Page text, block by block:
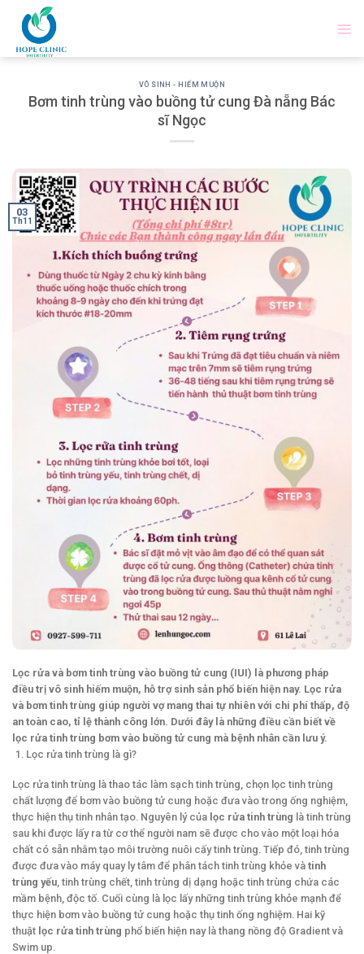
content
VÔ SINH - HIẾM MUỘN
Bơm tinh trùng vào buồng tử cung Đà nẵng Bác
sĩ Ngọc
03
Th11
Lọc rửa và bơm tinh trùng vào buồng tử cung (IUI) là phương pháp
điều trị vô sinh hiếm muộn, hỗ trợ sinh sản phổ biến hiện nay. Lọc rửa
và bơm tinh trùng giúp người vợ mang thai tự nhiên với chi phí thấp, độ
an toàn cao, tỉ lệ thành công lớn. Dưới đây là những điều cần biết về
lọc rửa tinh trùng bơm vào buồng tử cung mà bệnh nhân cần lưu ý.
Lọc rửa tinh trùng là gì?
Lọc rửa tinh trùng là thao tác làm sạch tinh trùng, chọn lọc tinh trùng
chất lượng để bơm vào buồng tử cung hoặc đưa vào trong ống nghiệm,
thực hiện thụ tinh nhân tạo. Nguyên lý của lọc rửa tinh trùng là tinh trùng
sau khi được lấy ra từ cơ thể người nam sẽ được cho vào một loại hóa
chất có sẵn nhằm tạo môi trường nuôi cấy tinh trùng. Tiếp đó, tinh trùng
được đưa vào máy quay ly tâm để phân tách tinh trùng khỏe và tinh
trùng yếu , tinh trùng chết, tinh trùng dị dạng hoặc tinh trùng chứa các
mầm bệnh, độc tố. Cuối cùng là lọc lấy những tinh trùng khỏe mạnh để
thực hiện bơm vào buồng tử cung hoặc thụ tinh ống nghiệm. Hai kỹ
thuật lọc rửa tinh trùng phổ biến hiện nay là thang nồng độ Gradient và
Swim up.